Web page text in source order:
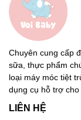
Chuyên cung cấp
sữa, thực phẩm
loại máy móc tiệt
dụng cụ hỗ trợ cho
LIÊN HỆ